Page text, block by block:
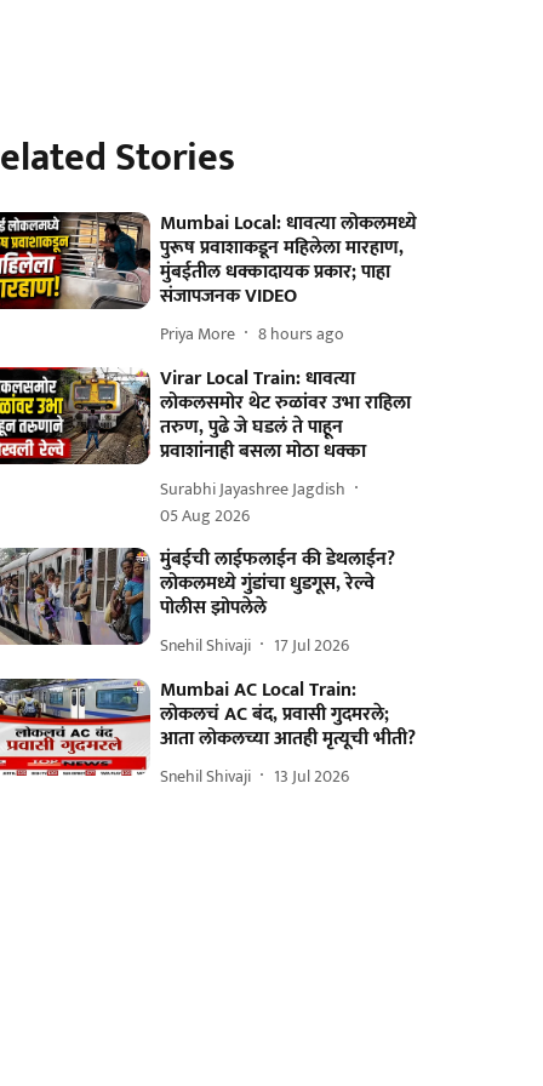
Stories
Mumbai Local: धावत्या लोकलमध्ये
पुरूष प्रवाशाकडून महिलेला मारहाण,
मुंबईतील धक्कादायक प्रकार; पाहा
संजापजनक VIDEO
Priya More 8 hours ago
Virar Local Train: धावत्या
लोकलसमोर थेट रुळांवर उभा राहिला
तरुण, पुढे जे घडलं ते पाहून
प्रवाशांनाही बसला मोठा धक्का
Surabhi Jayashree Jagdish
05 Aug 2026
मुंबईची लाईफलाईन की डेथलाईन?
लोकलमध्ये गुंडांचा धुडगूस, रेल्वे
पोलीस झोपलेले
Snehil Shivaji 17 Jul 2026
Mumbai AC Local Train:
लोकलचं AC बंद, प्रवासी गुदमरले;
आता लोकलच्या आतही मृत्यूची भीती?
Snehil Shivaji 13 Jul 2026